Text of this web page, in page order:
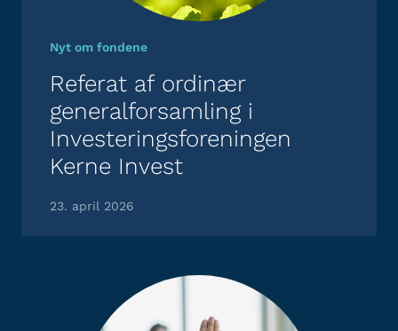
Nyt om fondene
Referat af ordinær
generalforsamling i
Investeringsforeningen
Kerne Invest
23. april 2026